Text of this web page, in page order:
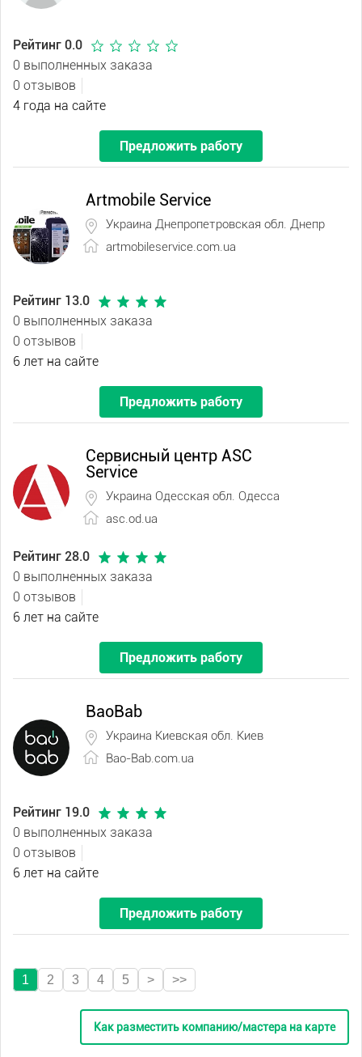
Рейтинг 0.0
0 выполненных заказа
0 отзывов
4 года на сайте
Предложить работу
Artmobile Service
Украина Днепропетровская обл. Днепр
artmobileservice.com.ua
Рейтинг 13.0
0 выполненных заказа
0 отзывов
6 лет на сайте
Предложить работу
Сервисный центр ASC
Service
Украина Одесская обл. Одесса
asc.od.ua
Рейтинг 28.0
0 выполненных заказа
0 отзывов
6 лет на сайте
Предложить работу
BaoBab
Украина Киевская обл. Киев
Bao-Bab.com.ua
Рейтинг 19.0
0 выполненных заказа
0 отзывов
6 лет на сайте
Предложить работу
1 2 3 4 5 > >>
Как разместить компанию/мастера на карте